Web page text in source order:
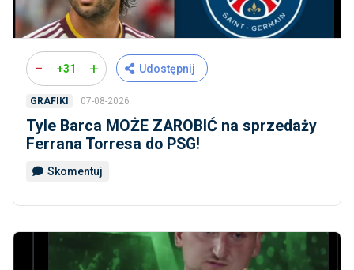
- +31 + Udostępnij
GRAFIKI 07-08-2026
Tyle Barca MOŻE ZAROBIĆ na sprzedaży
Ferrana Torresa do PSG!
Skomentuj